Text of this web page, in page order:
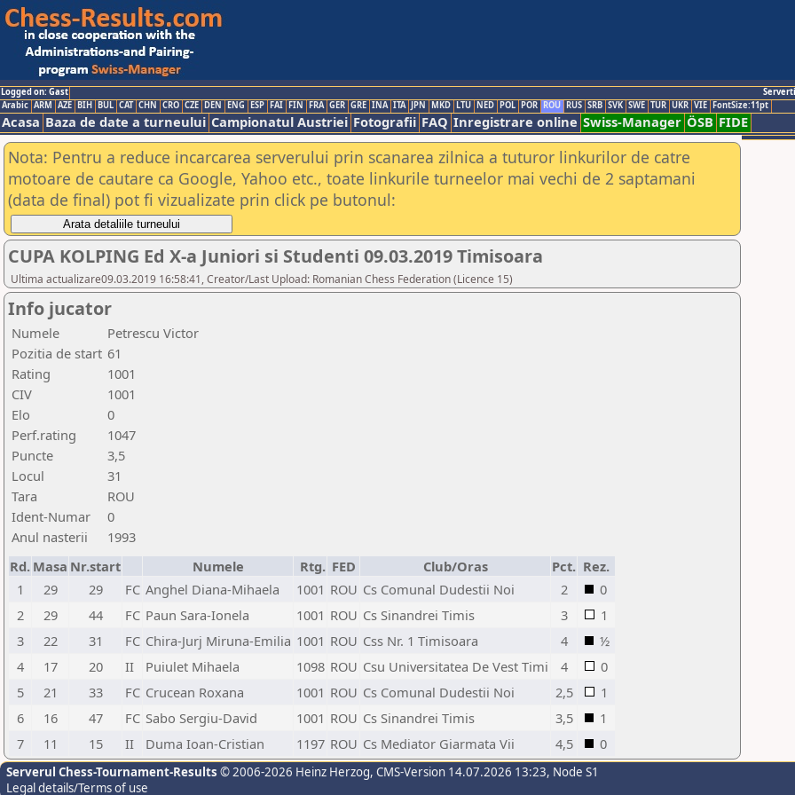
Logged on: Gast
Arabic ARM AZE BIH BUL CAT CHN CRO CZE DEN ENG ESP FAI FIN FRA GER GRE INA ITA JPN MKD LTU NED POL POR ROU RUS SRB SVK SWE TUR UKR VIE FontSize:11pt
Acasa Baza de date a turneului Campionatul Austriei Fotografii FAQ Inregistrare online Swiss-Manager ÖSB FIDE
Nota: Pentru a reduce incarcarea serverului prin scanarea zilnica a tuturor linkurilor de catre
motoare de cautare ca Google, Yahoo etc., toate linkurile turneelor mai vechi de 2 saptamani
(data de final) pot fi vizualizate prin click pe butonul:
CUPA KOLPING Ed X-a Juniori si Studenti 09.03.2019 Timisoara
Ultima actualizare09.03.2019 16:58:41, Creator/Last Upload: Romanian Chess Federation (Licence 15)
Info jucator
Numele
Petrescu Victor
Pozitia de start 61
Rating
1001
CIV
1001
Elo
0
Perf.rating
1047
Puncte
3,5
Locul
31
Tara
ROU
Ident-Numar
0
Anul nasterii
1993
Rd. Masa Nr.start Numele Rtg. FED Club/Oras Pct. Rez.
1
29 29 FC Anghel Diana-Mihaela 1001 ROU Cs Comunal Dudestii Noi 2
0
2
29 44 FC Paun Sara-Ionela 1001 ROU Cs Sinandrei Timis 3
1
3
22 31 FC Chira-Jurj Miruna-Emilia 1001 ROU Css Nr. 1 Timisoara 4
½
4
17 20 II Puiulet Mihaela 1098 ROU Csu Universitatea De Vest Timi 4
0
5
21 33 FC Crucean Roxana 1001 ROU Cs Comunal Dudestii Noi 2,5
1
6
16 47 FC Sabo Sergiu-David 1001 ROU Cs Sinandrei Timis 3,5
1
7
11 15 II Duma Ioan-Cristian 1197 ROU Cs Mediator Giarmata Vii 4,5 0
Serverul Chess-Tournament-Results © 2006-2026 Heinz Herzog, CMS-Version 14.07.2026 13:23, Node S1
Legal details/Terms of use